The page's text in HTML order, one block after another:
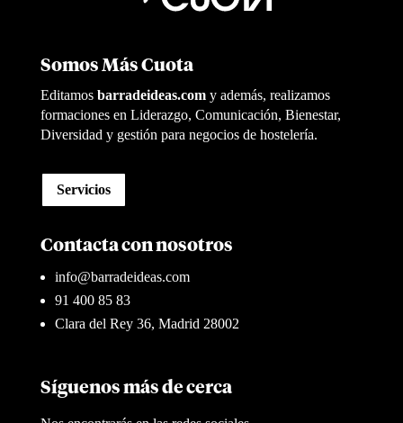
Somos Más Cuota
Editamosbarradeideas.com y además, realizamos
formaciones en Liderazgo, Comunicación, Bienestar,
Diversidad y gestión para negocios de hostelería.
Servicios
Contacta con nosotros
info@barradeideas.com
91 400 85 83
Clara del Rey 36, Madrid 28002
Síguenos más de cerca